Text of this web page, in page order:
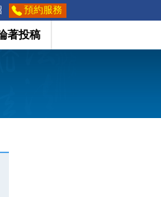
預約服務
著投稿